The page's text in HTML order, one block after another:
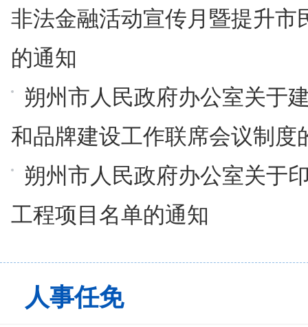
非法金融活动宣传月暨提升市
的通知
朔州市人民政府办公室关于
和品牌建设工作联席会议制度
朔州市人民政府办公室关于
工程项目名单的通知
人事任免